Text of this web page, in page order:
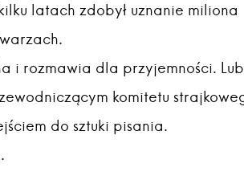
latach zdobył uznanie miliona
i rozmawia dla przyjemności.
komitetu
do sztuki pisania.